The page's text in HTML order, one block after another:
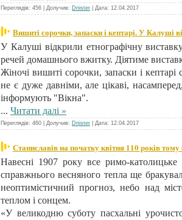
Переглядів: 456 | Долучив: Dnister | Дата: 12.04.2017
Вишиті сорочки, запаски і кептарі. У Калуші
У Калуші відкрили етнографічну
речей домашнього вжитку. Діятиме
Жіночі вишиті сорочки, запаски і
не є дуже давніми, але цікаві,
інформують "Вікна".
... Читати далі »
Переглядів: 460 | Долучив: Dnister | Дата: 12.04.2017
Станиславів на початку квітня 110 років
Навесні 1907 року все римо-католицьке
справжнього весняного тепла ще
неоптимістичний прогноз, небо над
теплом і сонцем.
«У великодню суботу пасхальні